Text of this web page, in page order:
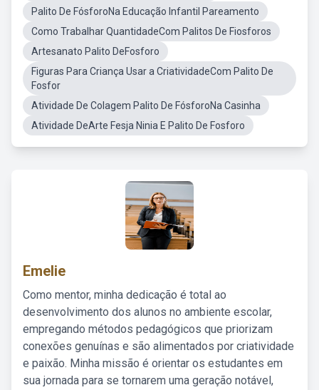
Palito De FósforoNa Educação Infantil Pareamento
Como Trabalhar QuantidadeCom Palitos De Fiosforos
Artesanato Palito DeFosforo
Figuras Para Criança Usar a CriatividadeCom Palito De
Fosfor
Atividade De Colagem Palito De FósforoNa Casinha
Atividade DeArte Fesja Ninia E Palito De Fosforo
Emelie
Como mentor, minha dedicação é total ao
desenvolvimento dos alunos no ambiente escolar,
empregando métodos pedagógicos que priorizam
conexões genuínas e são alimentados por criatividade
e paixão. Minha missão é orientar os estudantes em
sua jornada para se tornarem uma geração notável,